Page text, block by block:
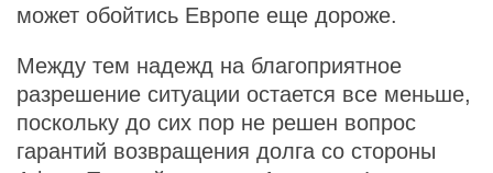
может обойтись Европе еще дороже.
Между тем надежд на благоприятное
разрешение ситуации остается все меньше,
поскольку до сих пор не решен вопрос
гарантий возвращения долга со стороны